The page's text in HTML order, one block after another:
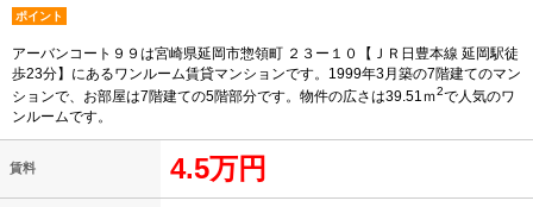
ポイント
アーバンコート９９は宮崎県延岡市惣領町 ２３ー１０【ＪＲ日豊本線 延岡駅徒
歩23分】にあるワンルーム賃貸マンションです。1999年3月築の7階建てのマン
ションで、お部屋は7階建ての5階部分です。物件の広さは39.51ｍ2で人気のワ
ンルームです。
賃料 4.5万円